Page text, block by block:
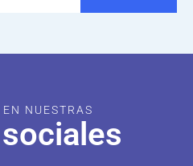
NUESTRAS